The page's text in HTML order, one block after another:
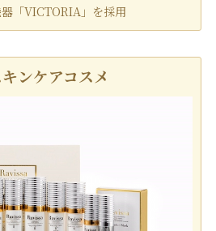
「VICTORIA」を採用
ンケアコスメ